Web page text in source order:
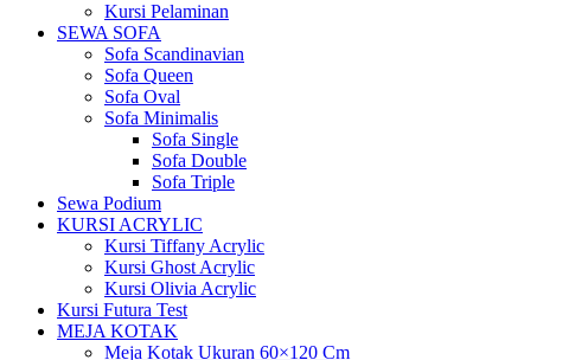
Kursi Pelaminan
SEWA SOFA
Sofa Scandinavian
Sofa Queen
Sofa Oval
Sofa Minimalis
Sofa Single
Sofa Double
Sofa Triple
Sewa Podium
KURSI ACRYLIC
Kursi Tiffany Acrylic
Kursi Ghost Acrylic
Kursi Olivia Acrylic
Kursi Futura Test
MEJA KOTAK
Meja Kotak Ukuran 60×120 Cm